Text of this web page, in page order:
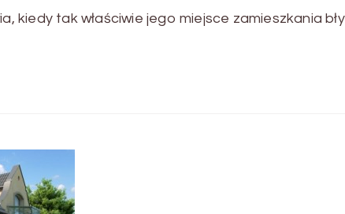
kiedy tak właściwie jego miejsce zamieszkania